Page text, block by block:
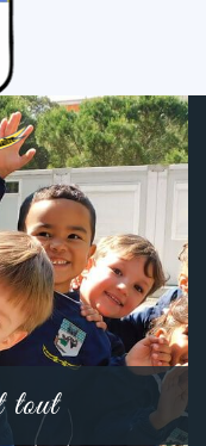
tout